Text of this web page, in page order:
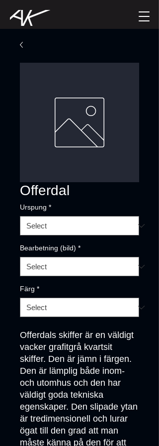
Offerdal
Urspung *
Bearbetning (bild) *
Färg *
Offerdals skiffer är en väldigt
vacker grafitgrå kvartsit
skiffer. Den är jämn i färgen.
Den är lämplig både inom-
och utomhus och den har
väldigt goda tekniska
egenskaper. Den slipade ytan
är tredimensionell och lurar
ögat till den grad att man
måste känna på den för att